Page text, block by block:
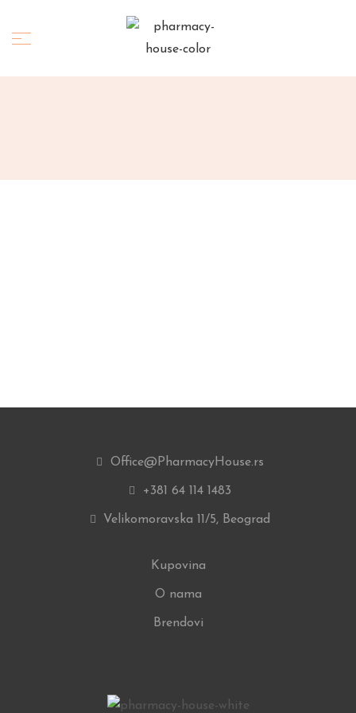
Kupovina
O nama
Brendovi
Office@PharmacyHouse.rs
+381 64 114 1483
Velikomoravska 11/5, Beograd